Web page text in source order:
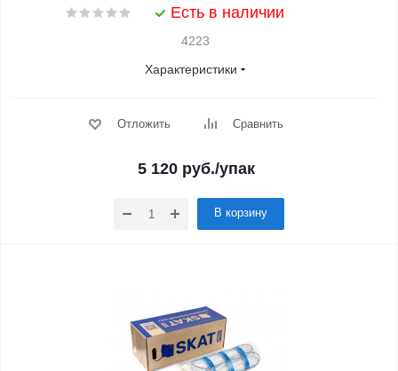
Есть в наличии
4223
Характеристики
Отложить Сравнить
5 120руб./упак
В корзину